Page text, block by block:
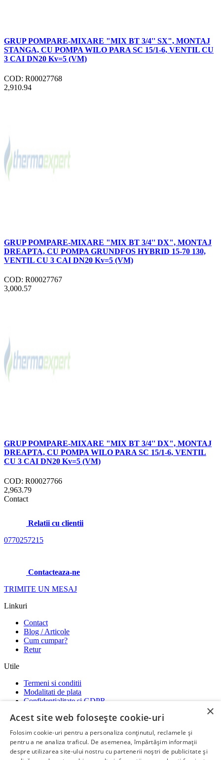
GRUP POMPARE-MIXARE "MIX BT 3/4'' SX", MONTAJ
STANGA, CU POMPA WILO PARA SC 15/1-6, VENTIL CU
3 CAI DN20 Kv=5 (VM)
COD: R00027768
2,910.94
GRUP POMPARE-MIXARE "MIX BT 3/4'' DX", MONTAJ
DREAPTA, CU POMPA GRUNDFOS HYBRID 15-70 130,
VENTIL CU 3 CAI DN20 Kv=5 (VM)
COD: R00027767
3,000.57
GRUP POMPARE-MIXARE "MIX BT 3/4'' DX", MONTAJ
DREAPTA, CU POMPA WILO PARA SC 15/1-6, VENTIL
CU 3 CAI DN20 Kv=5 (VM)
COD: R00027766
2,963.79
Contact
Relatii cu clientii
0770257215
Contacteaza-ne
TRIMITE UN MESAJ
Linkuri
Contact
Blog / Articole
Cum cumpar?
Retur
Utile
Termeni si conditii
Modalitati de plata
Confidentialitate si GDPR
ANPC-SOL-SAL
Social media
Ne gasiti si pe platformele:
×
Acest site web folosește cookie-uri
Folosim cookie-uri pentru a personaliza conținutul, reclamele și
pentru a ne analiza traficul. De asemenea, împărtășim informații
despre utilizarea site-ului nostru cu partenerii noștri de publicitate și